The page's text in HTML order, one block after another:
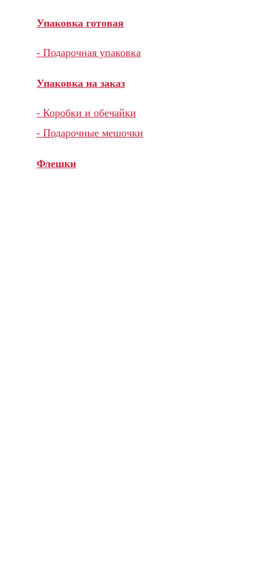
Упаковка готовая
- Подарочная упаковка
Упаковка на заказ
- Коробки и обечайки
- Подарочные мешочки
Флешки